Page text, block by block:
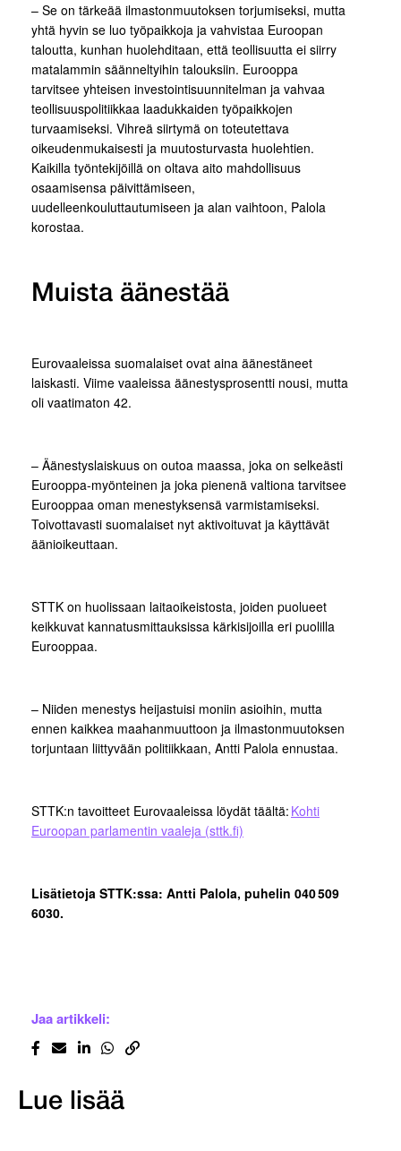
– Se on tärkeää ilmastonmuutoksen torjumiseksi, mutta
yhtä hyvin se luo työpaikkoja ja vahvistaa Euroopan
taloutta, kunhan huolehditaan, että teollisuutta ei siirry
matalammin säänneltyihin talouksiin. Eurooppa
tarvitsee yhteisen investointisuunnitelman ja vahvaa
teollisuuspolitiikkaa laadukkaiden työpaikkojen
turvaamiseksi. Vihreä siirtymä on toteutettava
oikeudenmukaisesti ja muutosturvasta huolehtien.
Kaikilla työntekijöillä on oltava aito mahdollisuus
osaamisensa päivittämiseen,
uudelleenkouluttautumiseen ja alan vaihtoon, Palola
korostaa.
Muista äänestää
Eurovaaleissa suomalaiset ovat aina äänestäneet
laiskasti. Viime vaaleissa äänestysprosentti nousi, mutta
oli vaatimaton 42.
– Äänestyslaiskuus on outoa maassa, joka on selkeästi
Eurooppa-myönteinen ja joka pienenä valtiona tarvitsee
Eurooppaa oman menestyksensä varmistamiseksi.
Toivottavasti suomalaiset nyt aktivoituvat ja käyttävät
äänioikeuttaan.
STTK on huolissaan laitaoikeistosta, joiden puolueet
keikkuvat kannatusmittauksissa kärkisijoilla eri puolilla
Eurooppaa.
– Niiden menestys heijastuisi moniin asioihin, mutta
ennen kaikkea maahanmuuttoon ja ilmastonmuutoksen
torjuntaan liittyvään politiikkaan, Antti Palola ennustaa.
STTK:n tavoitteet Eurovaaleissa löydät täältä: Kohti
Euroopan parlamentin vaaleja (sttk.fi)
Lisätietoja STTK:ssa: Antti Palola, puhelin 040 509
6030.
Jaa artikkeli:
Lue lisää